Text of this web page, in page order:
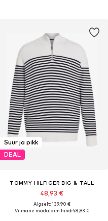
Suur ja pikk
DEAL
TOMMY HILFIGER BIG & TALL
48,93 €
Algselt: 139,90 €
Viimane madalaim hind:48,93 €